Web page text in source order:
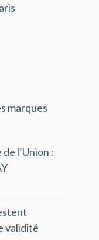
marques
l’Union :
validité